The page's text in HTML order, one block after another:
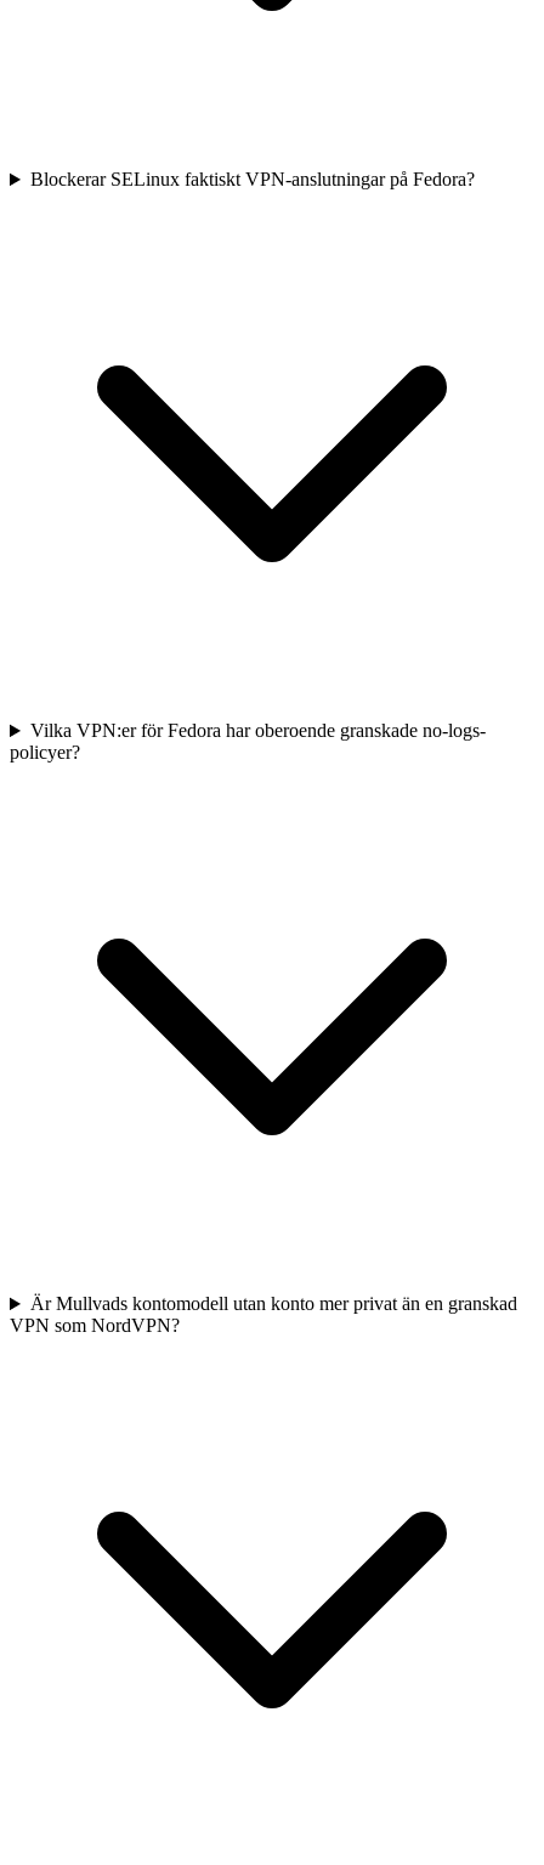
Blockerar SELinux faktiskt VPN-anslutningar på Fedora?
Vilka VPN:er för Fedora har oberoende granskade no-logs-
policyer?
Är Mullvads kontomodell utan konto mer privat än en granskad
VPN som NordVPN?